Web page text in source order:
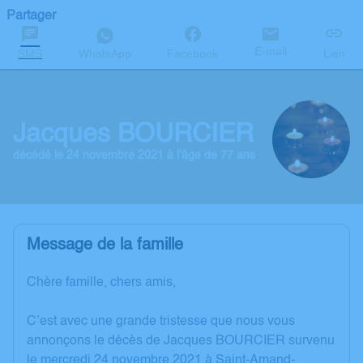
Partager
SMS WhatsApp Facebook E-mail Lien
Jacques BOURCIER
décédé le 24 novembre 2021 à l'âge de 77 ans
Message de la famille
Chère famille, chers amis,
C’est avec une grande tristesse que nous vous
annonçons le décès de Jacques BOURCIER survenu